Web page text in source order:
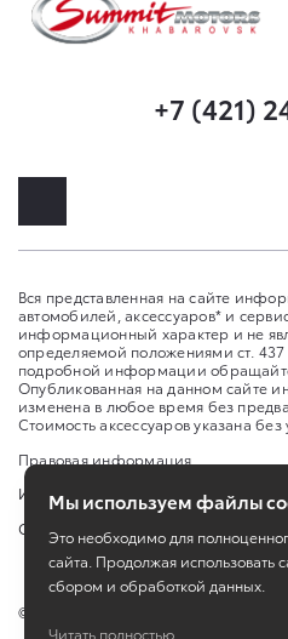
+7 (421)
Вся представленная на сайте
автомобилей, аксессуаров* и
информационный характер и не
определяемой положениями ст.
подробной информации
Опубликованная на данном сайте
изменена в любое время без
Стоимость аксессуаров указана без
Правовая информация
Изменить настройку cookies
Сбросить cookie
©
Мы используем файлы
Это необходимо для
сайта. Продолжая использовать
сбором и обработкой данных.
Читать полностью